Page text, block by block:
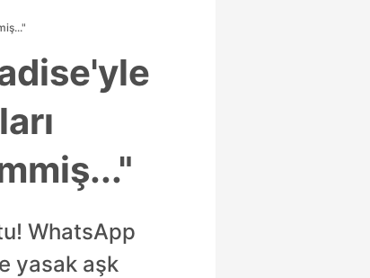
WhatsApp
yasak aşk